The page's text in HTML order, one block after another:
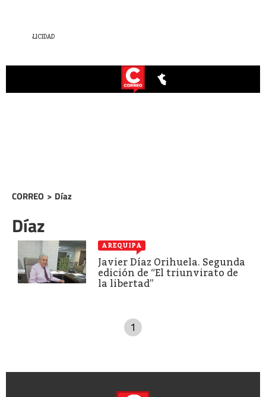
CORREO > Díaz
Díaz
AREQUIPA
Javier Díaz Orihuela. Segunda
edición de “El triunvirato de
la libertad”
1